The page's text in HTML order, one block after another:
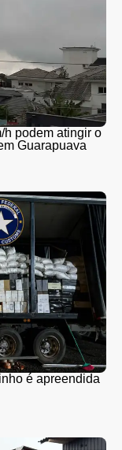
h podem atingir o
Guarapuava
é apreendida